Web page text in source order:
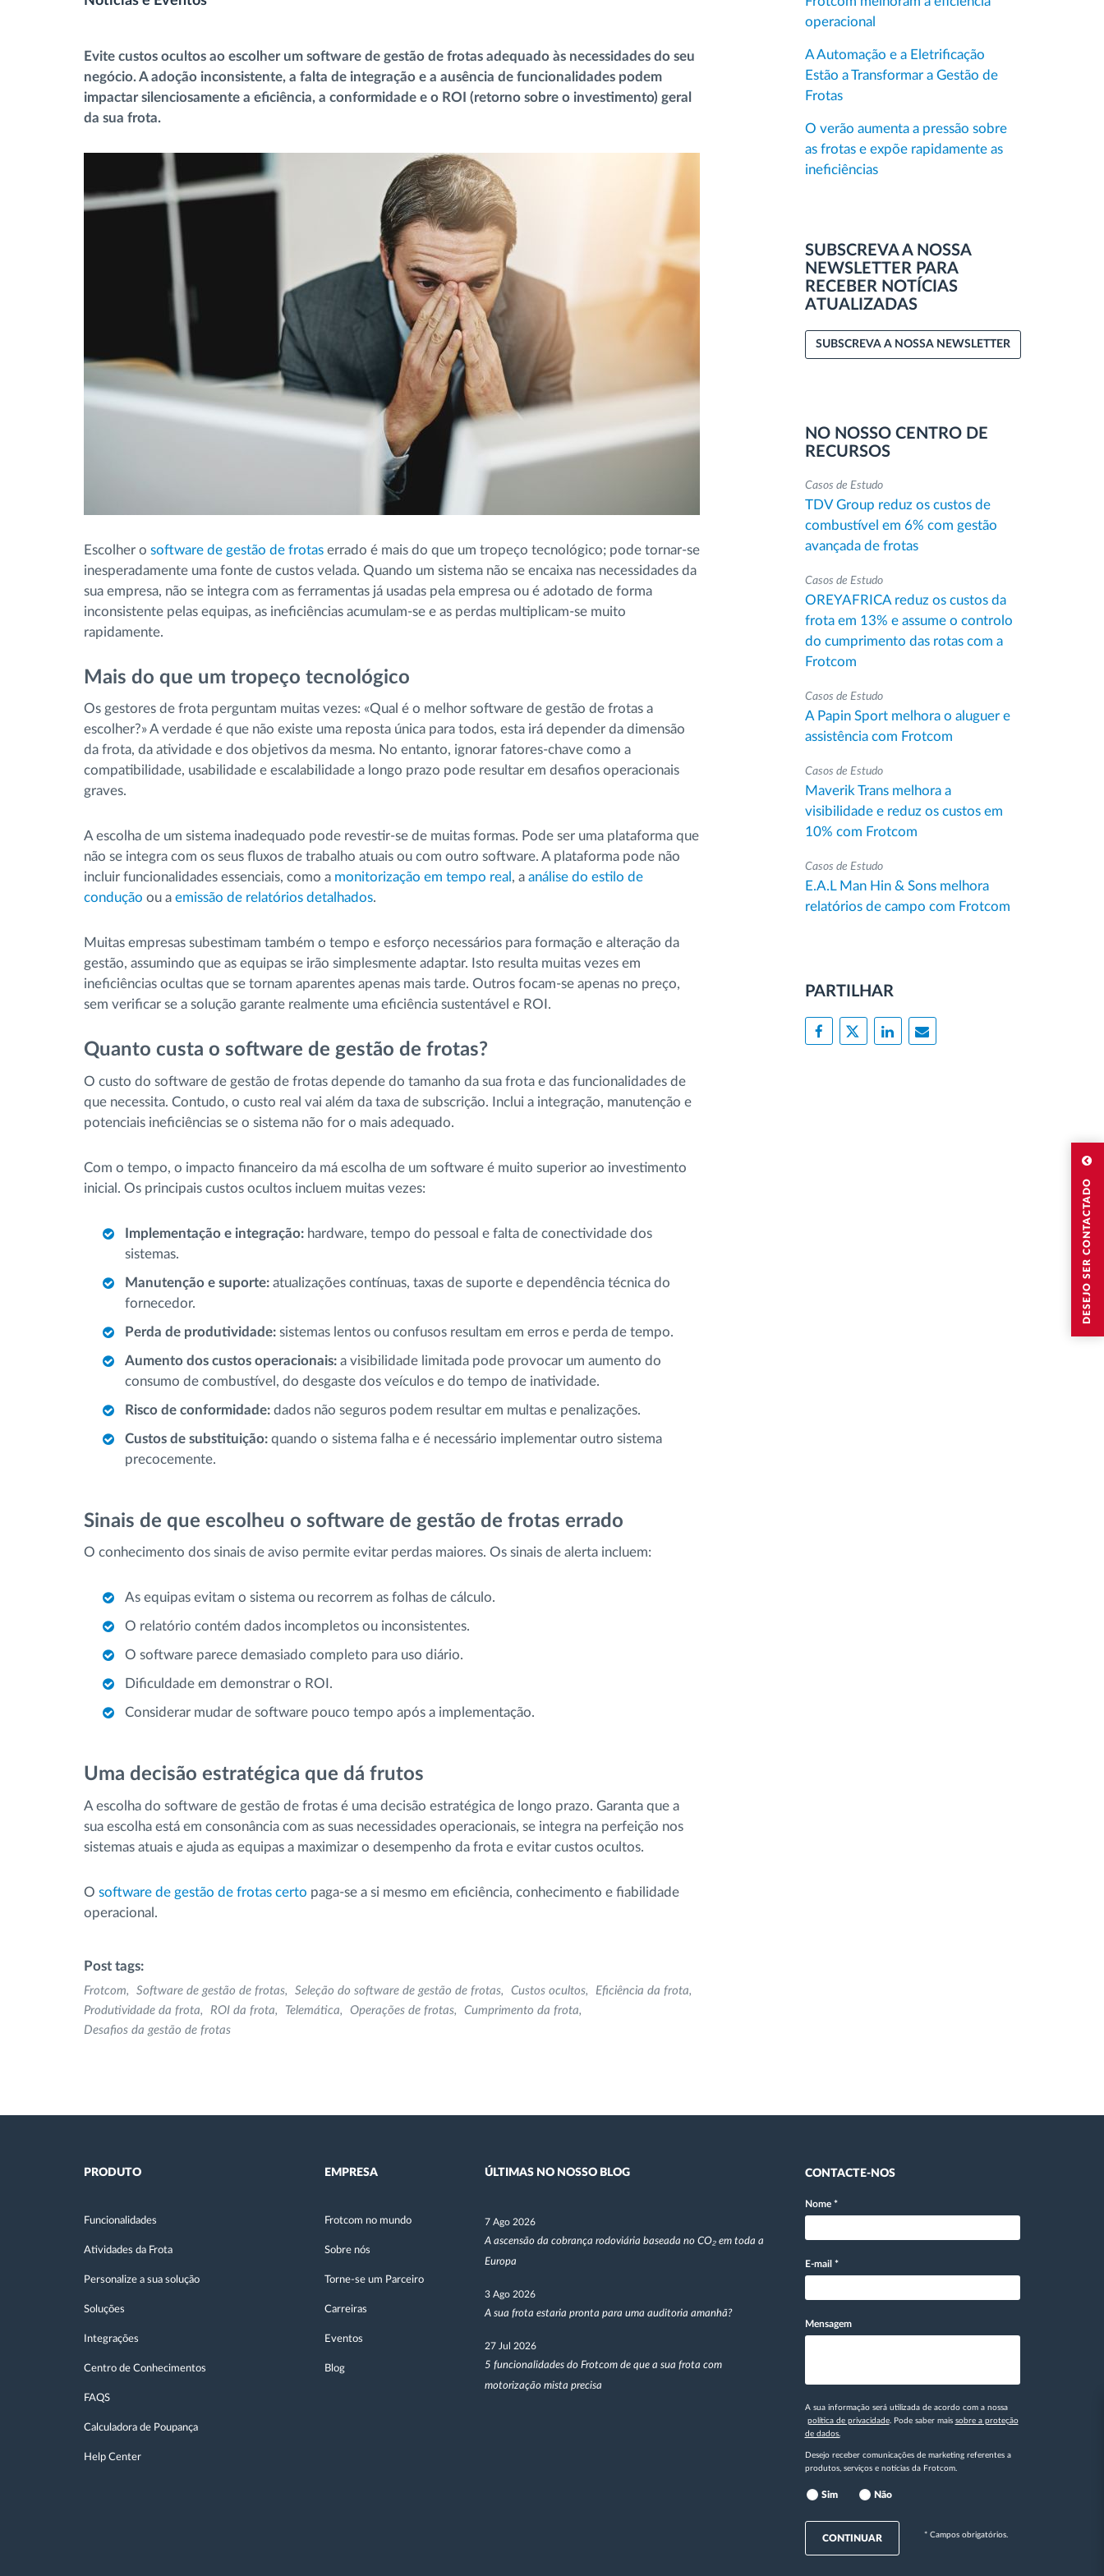
DESEJO SER CONTACTADO
Planeamento e monitorização de rotas
Identificação automática de
condutores
Ver todas as funcionalidades
Evite custos ocultos ao escolher um software de gestão de frotas adequado às necessidades do seu
negócio. A adoção inconsistente, a falta de integração e a ausência de funcionalidades podem
impactar silenciosamente a eficiência, a conformidade e o ROI (retorno sobre o investimento) geral
da sua frota.
Escolher o software de gestão de frotas errado é mais do que um tropeço tecnológico; pode tornar-se
inesperadamente uma fonte de custos velada. Quando um sistema não se encaixa nas necessidades da
sua empresa, não se integra com as ferramentas já usadas pela empresa ou é adotado de forma
inconsistente pelas equipas, as ineficiências acumulam-se e as perdas multiplicam-se muito
rapidamente.
Mais do que um tropeço tecnológico
Os gestores de frota perguntam muitas vezes: «Qual é o melhor software de gestão de frotas a
escolher?» A verdade é que não existe uma reposta única para todos, esta irá depender da dimensão
da frota, da atividade e dos objetivos da mesma. No entanto, ignorar fatores-chave como a
compatibilidade, usabilidade e escalabilidade a longo prazo pode resultar em desafios operacionais
graves.
A escolha de um sistema inadequado pode revestir-se de muitas formas. Pode ser uma plataforma que
não se integra com os seus fluxos de trabalho atuais ou com outro software. A plataforma pode não
incluir funcionalidades essenciais, como a monitorização em tempo real , a análise do estilo de
condução ou a emissão de relatórios detalhados.
Muitas empresas subestimam também o tempo e esforço necessários para formação e alteração da
gestão, assumindo que as equipas se irão simplesmente adaptar. Isto resulta muitas vezes em
ineficiências ocultas que se tornam aparentes apenas mais tarde. Outros focam-se apenas no preço,
sem verificar se a solução garante realmente uma eficiência sustentável e ROI.
Quanto custa o software de gestão de frotas?
O custo do software de gestão de frotas depende do tamanho da sua frota e das funcionalidades de
que necessita. Contudo, o custo real vai além da taxa de subscrição. Inclui a integração, manutenção e
potenciais ineficiências se o sistema não for o mais adequado.
Com o tempo, o impacto financeiro da má escolha de um software é muito superior ao investimento
inicial. Os principais custos ocultos incluem muitas vezes:
Implementação e integração: hardware, tempo do pessoal e falta de conectividade dos
sistemas.
Manutenção e suporte: atualizações contínuas, taxas de suporte e dependência técnica do
fornecedor.
Perda de produtividade: sistemas lentos ou confusos resultam em erros e perda de tempo.
Aumento dos custos operacionais: a visibilidade limitada pode provocar um aumento do
consumo de combustível, do desgaste dos veículos e do tempo de inatividade.
Risco de conformidade: dados não seguros podem resultar em multas e penalizações.
Custos de substituição: quando o sistema falha e é necessário implementar outro sistema
precocemente.
Sinais de que escolheu o software de gestão de frotas errado
O conhecimento dos sinais de aviso permite evitar perdas maiores. Os sinais de alerta incluem:
As equipas evitam o sistema ou recorrem as folhas de cálculo.
O relatório contém dados incompletos ou inconsistentes.
O software parece demasiado completo para uso diário.
Dificuldade em demonstrar o ROI.
Considerar mudar de software pouco tempo após a implementação.
Uma decisão estratégica que dá frutos
A escolha do software de gestão de frotas é uma decisão estratégica de longo prazo. Garanta que a
sua escolha está em consonância com as suas necessidades operacionais, se integra na perfeição nos
sistemas atuais e ajuda as equipas a maximizar o desempenho da frota e evitar custos ocultos.
O software de gestão de frotas certo paga-se a si mesmo em eficiência, conhecimento e fiabilidade
operacional.
Post tags:
Frotcom Software de gestão de frotas Seleção do software de gestão de frotas Custos ocultos
Eficiência da frota
Produtividade da frota
ROI da frota Telemática Operações de frotas
Cumprimento da frota
Desafios da gestão de frotas
operacional
A Automação e a Eletrificação
Estão a Transformar a Gestão de
Frotas
O verão aumenta a pressão sobre
as frotas e expõe rapidamente as
ineficiências
SUBSCREVA A NOSSA
NEWSLETTER PARA
RECEBER NOTÍCIAS
ATUALIZADAS
SUBSCREVA A NOSSA NEWSLETTER
NO NOSSO CENTRO DE
RECURSOS
Casos de Estudo
TDV Group reduz os custos de
combustível em 6% com gestão
avançada de frotas
Casos de Estudo
OREYAFRICA reduz os custos da
frota em 13% e assume o controlo
do cumprimento das rotas com a
Frotcom
Casos de Estudo
A Papin Sport melhora o aluguer e
assistência com Frotcom
Casos de Estudo
Maverik Trans melhora a
visibilidade e reduz os custos em
10% com Frotcom
Casos de Estudo
E.A.L Man Hin & Sons melhora
relatórios de campo com Frotcom
PARTILHAR
PRODUTO
Funcionalidades
Atividades da Frota
Personalize a sua solução
Soluções
Integrações
Centro de Conhecimentos
FAQS
Calculadora de Poupança
Help Center
EMPRESA
Frotcom no mundo
Sobre nós
Torne-se um Parceiro
Carreiras
Eventos
Blog
ÚLTIMAS NO NOSSO BLOG
7 Ago 2026
A ascensão da cobrança rodoviária baseada no CO₂ em toda a
Europa
3 Ago 2026
A sua frota estaria pronta para uma auditoria amanhã?
27 Jul 2026
5 funcionalidades do Frotcom de que a sua frota com
motorização mista precisa
CONTACTE-NOS
Nome *
E-mail *
Mensagem
A sua informação será utilizada de acordo com a nossa
política de privacidade. Pode saber mais sobre a proteção
de dados.
Desejo receber comunicações de marketing referentes a
produtos, serviços e notícias da Frotcom.
Sim Não
CONTINUAR * Campos obrigatórios.